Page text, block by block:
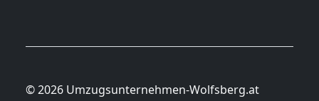
© 2026 Umzugsunternehmen-Wolfsberg.at